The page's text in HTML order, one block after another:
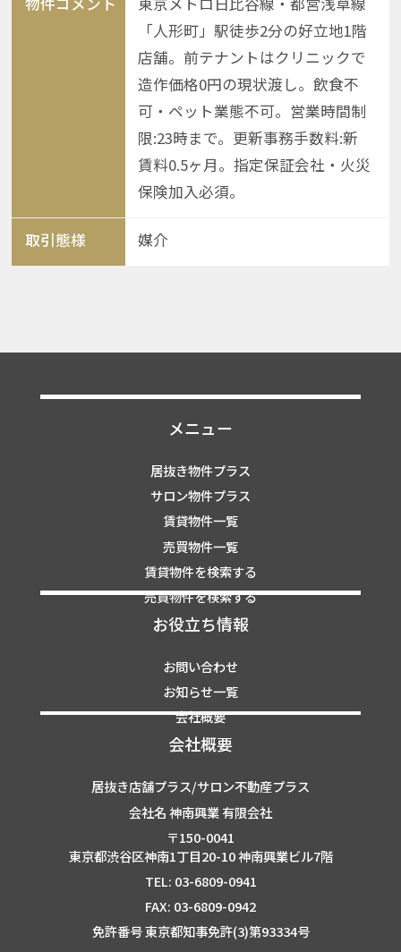
「人形町」駅徒歩2分の好立地1階
店舗。前テナントはクリニックで
造作価格0円の現状渡し。飲食不
可・ペット業態不可。営業時間制
限:23時まで。更新事務手数料:新
賃料0.5ヶ月。指定保証会社・火災
保険加入必須。
取引態様 媒介
メニュー
居抜き物件プラス
サロン物件プラス
賃貸物件一覧
売買物件一覧
賃貸物件を検索する
売買物件を検索する
お役立ち情報
お問い合わせ
お知らせ一覧
会社概要
会社概要
居抜き店舗プラス/サロン不動産プラス
会社名 神南興業 有限会社
〒150-0041
東京都渋谷区神南1丁目20-10 神南興業ビル7階
TEL: 03-6809-0941
FAX: 03-6809-0942
免許番号 東京都知事免許(3)第93334号